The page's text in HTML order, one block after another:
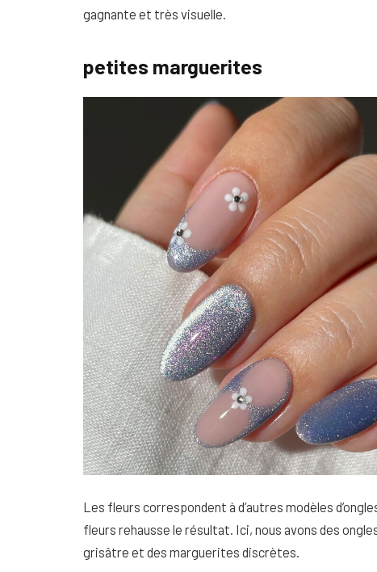
gagnante et très visuelle.
petites marguerites
Les fleurs correspondent à d’autres modèles
fleurs rehausse le résultat. Ici, nous avons des
grisâtre et des marguerites discrètes.